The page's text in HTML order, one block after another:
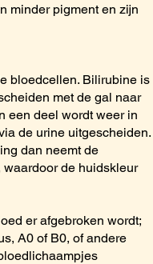
minder pigment en zijn
bloedcellen. Bilirubine is
met de gal naar
een deel wordt weer in
de urine uitgescheiden.
dan neemt de
de huidskleur
er afgebroken wordt;
A0 of B0, of andere